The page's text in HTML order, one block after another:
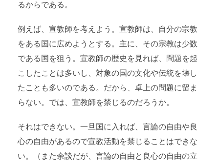
るからである。
例えば、宣教師を考えよう。宣教師は、自分の宗教
をある国に広めようとする。主に、その宗教は少数
である国を狙う。宣教師の歴史を見れば、問題を起
こしたことは多いし、対象の国の文化や伝統を壊し
たことも多いのである。だから、卓上の問題に留ま
らない。では、宣教師を禁じるのだろうか。
それはできない。一旦国に入れば、言論の自由や良
心の自由があるので宣教活動を禁じることはできな
い。（また余談だが、言論の自由と良心の自由の立